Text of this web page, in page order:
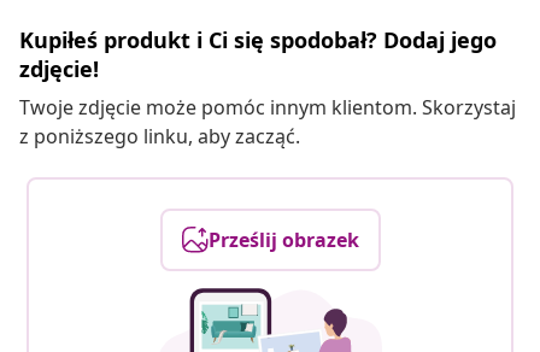
Kupiłeś produkt i Ci się spodobał? Dodaj jego
zdjęcie!
Twoje zdjęcie może pomóc innym klientom. Skorzystaj
z poniższego linku, aby zacząć.
Prześlij obrazek